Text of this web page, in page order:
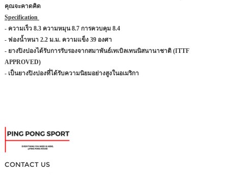
คุณจะคาดคิด
Specification
- ความเร็ว 8.3 ความหมุน 8.7 การควบคุม 8.4
- ฟองน้ำหนา 2.2 ม.ม. ความแข็ง 39 องศา
- ยางปิงปองได้รับการรับรองจากสมาพันธ์เทเบิลเทนนิสนานาชาติ (ITTF
APPROVED)
- เป็นยางปิงปองที่ได้รับความนิยมอย่างสูงในอเมริกา
CONTACT US